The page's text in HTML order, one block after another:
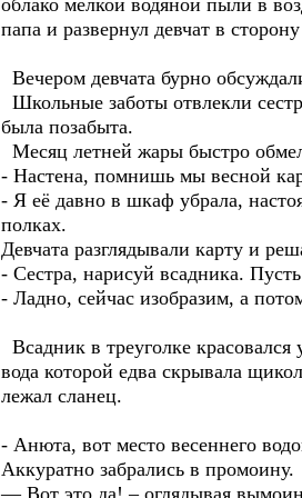
облако мелкой водяной пыли в
папа и развернул девчат в
Вечером девчата бурно
Школьные заботы отвлекли
была позабыта.
Месяц летней жары быстро
- Настена, помнишь мы весной
- Я её давно в шкаф убрала,
полках.
Девчата разглядывали карту и
- Сестра, нарисуй всадника.
- Ладно, сейчас изобразим, а
Всадник в треуголке
вода которой едва скрывала
лежал сланец.
- Анюта, вот место весеннего
Аккуратно забрались в промоину.
— Вот это да! – оглядывая